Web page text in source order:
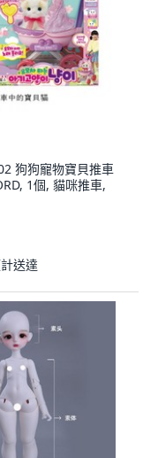
狗狗寵物寶貝推車
1個, 貓咪推車,
送達